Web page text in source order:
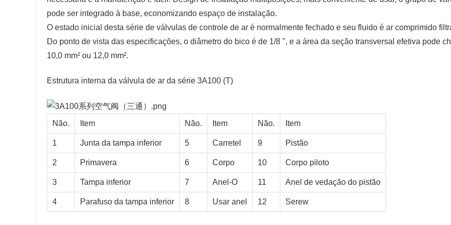
pode ser integrado à base, economizando espaço de instalação.
O estado inicial desta série de válvulas de controle de ar é normalmente fechado e seu fluido é ar comprimido
Do ponto de vista das especificações, o diâmetro do bico é de 1/8 ", e a área da seção transversal efetiva pode
10,0 mm² ou 12,0 mm².
Estrutura interna da válvula de ar da série 3A100 (T)
Não. Item Não. Item Não. Item
1 Junta da tampa inferior 5 Carretel 9 Pistão
2 Primavera 6 Corpo 10 Corpo piloto
3 Tampa inferior 7 Anel-O 11 Anel de vedação do pistão
4 Parafuso da tampa inferior 8 Usar anel 12 Serew